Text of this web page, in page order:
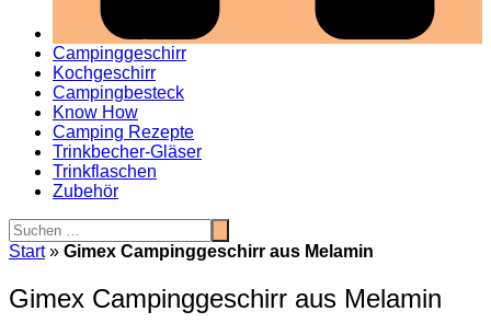
Campinggeschirr
Kochgeschirr
Campingbesteck
Know How
Camping Rezepte
Trinkbecher-Gläser
Trinkflaschen
Zubehör
Start» Gimex Campinggeschirr aus Melamin
Gimex Campinggeschirr aus Melamin